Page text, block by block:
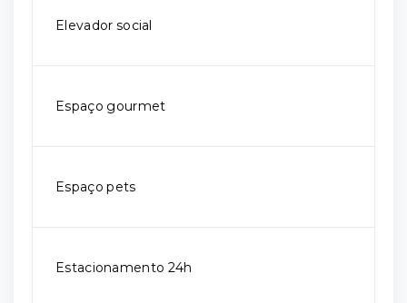
Elevador social
Espaço gourmet
Espaço pets
Estacionamento 24h